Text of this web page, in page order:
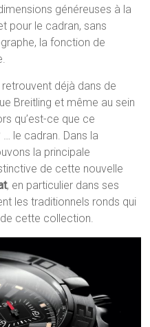
généreuses à la
pour le cadran, sans
la fonction de
déjà dans de
Breitling et même au sein
qu’est-ce que ce
le cadran. Dans la
la principale
de cette nouvelle
, en particulier dans ses
les traditionnels ronds qui
cette collection.